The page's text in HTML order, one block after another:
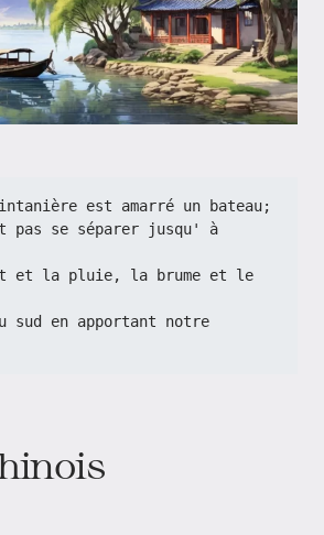
est amarré un bateau;
et la pluie, la brume et le